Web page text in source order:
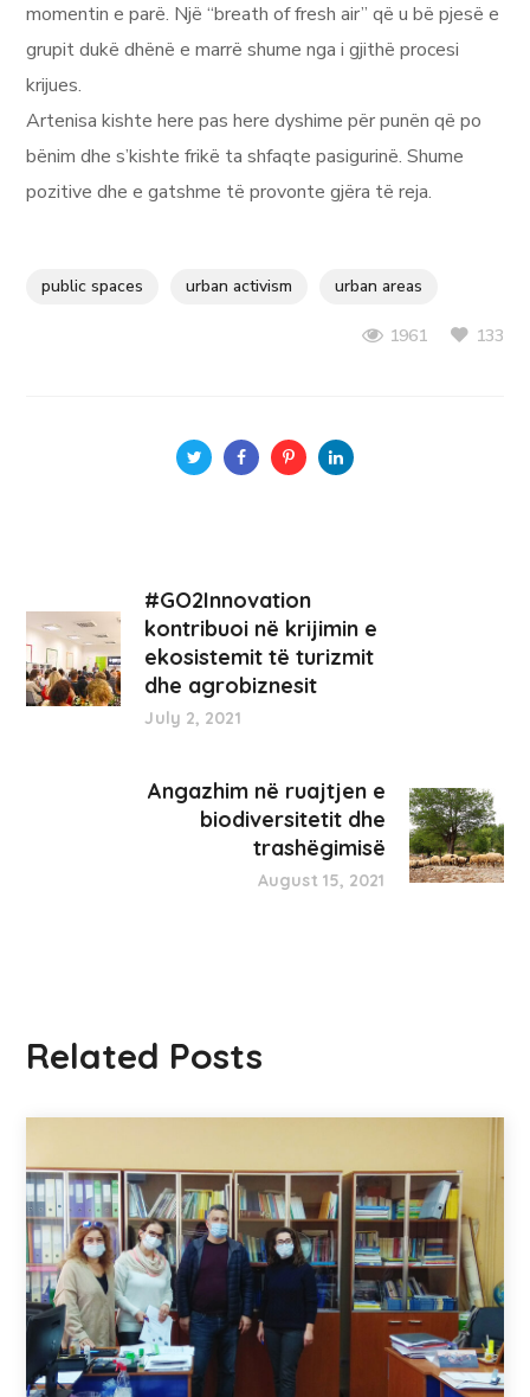
momentin e parë. Një “breath of fresh air” që u bë pjesë e
grupit dukë dhënë e marrë shume nga i gjithë procesi
krijues.
Artenisa kishte here pas here dyshime për punën që po
bënim dhe s’kishte frikë ta shfaqte pasigurinë. Shume
pozitive dhe e gatshme të provonte gjëra të reja.
public spaces urban activism urban areas
1961 133
#GO2Innovation
kontribuoi në krijimin e
ekosistemit të turizmit
dhe agrobiznesit
July 2, 2021
Angazhim në ruajtjen e
biodiversitetit dhe
trashëgimisë
August 15, 2021
Related Posts